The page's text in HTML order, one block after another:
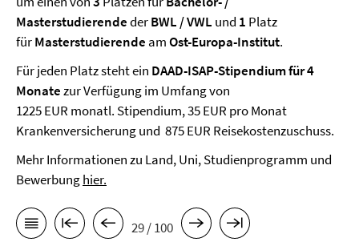
MasterstudierendederBWL / VWL und 1 Platz
fürMasterstudierende amOst-Europa-Institut.
Für jeden Platz steht ein DAAD-ISAP-Stipendium für 4
Monatezur Verfügung im Umfang von
1225 EUR monatl. Stipendium, 35 EUR pro Monat
Krankenversicherung und 875 EUR Reisekostenzuschuss.
Mehr Informationen zu Land, Uni, Studienprogramm und
Bewerbunghier.
29 / 100